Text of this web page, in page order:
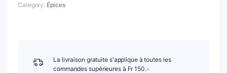
Category: Épices
La livraison gratuite s'applique à toutes les
commandes supérieures à Fr 150.-